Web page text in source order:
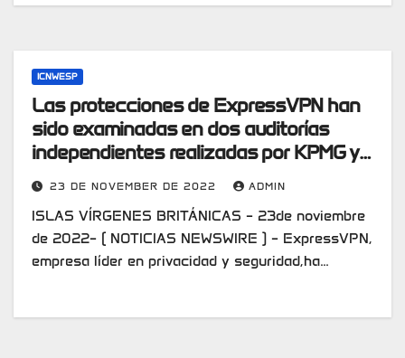
ICNWESP
Las protecciones de ExpressVPN han
sido examinadas en dos auditorías
independientes realizadas por KPMG y
Cure53
23 DE NOVEMBER DE 2022 ADMIN
ISLAS VÍRGENES BRITÁNICAS – 23de noviembre
de 2022– ( NOTICIAS NEWSWIRE ) – ExpressVPN,
empresa líder en privacidad y seguridad,ha…